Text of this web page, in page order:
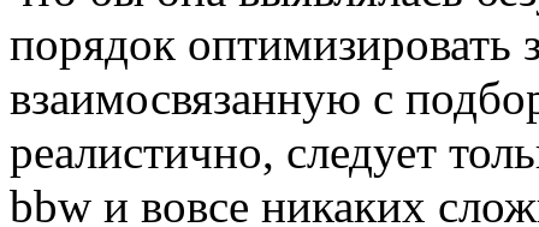
порядок оптимизировать
взаимосвязанную с
реалистично, следует
bbw и вовсе никаких